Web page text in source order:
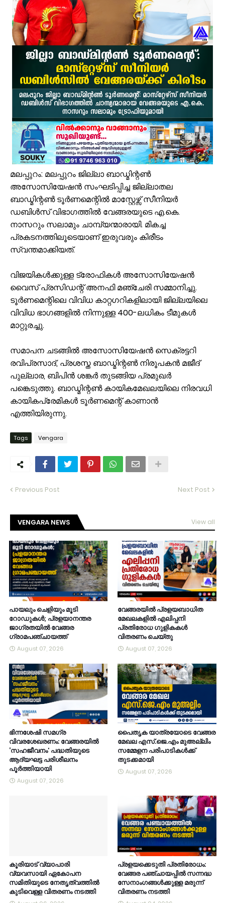
ഉദ്യോഗസ്ഥ സംഘം പാണക്കാട് മണ്ണിടിച്ചിൽ ഉണ്ടായ സ്ഥലം
ചക്രവാതച്ചുഴിയുടെ സ്വാധീനം: സംസ്ഥാനത്ത് ഓഗസ്റ്റ് 7 വരെ മഴ
വിസ്ഡം യൂത്ത് വേങ്ങര സോൺ ട്രോമാകെയർ പരിശീലന ക്യാമ്പ്
പാണക്കാട് ശിഹാബ് തങ്ങളുടെ സ്മാരകമന്ദിരം വൈകാതെ
എസ്. എം. സർവർ മെഗാ ക്വിസ് -മലപ്പുറം ഈസ്റ്റ് സോൺ മത്സരം
സൗദിയിൽ വാഹനാപകടത്തിൽ മൂന്നിയൂർ സ്വദേശി മരണപ്പെട്ടു
ജോലിസ്ഥലത്ത് വെള്ളപ്പൊക്കം; അസമിൽ മരിച്ച തിരൂരങ്ങാടി
പായലും ചെളിയും മൂടി റോഡുകൾ; പ്രളയാനന്തര ജാഗ്രതയിൽ
ക്ഷേമ പെൻഷൻ ഇനി വീടുകളിലെത്തില്ല; സഹകരണ സംഘങ്ങളെ
പാണക്കാട് എടയപ്പാലം മണ്ണിടിച്ചിൽ രക്ഷാപ്രവർത്തനം: മികച്ച
മലപ്പുറം: മലപ്പുറം ജില്ലാ ബാഡ്മിന്റൺ
അസോസിയേഷൻ സംഘടിപ്പിച്ച ജില്ലാതല
ബാഡ്മിന്റൺ ടൂർണമെന്റിൽ മാസ്റ്റേഴ്സ് സീനിയർ
ഡബിൾസ് വിഭാഗത്തിൽ വേങ്ങരയുടെ എ.കെ.
നാസറും സലാമും ചാമ്പ്യന്മാരായി. മികച്ച
പ്രകടനത്തിലൂടെയാണ് ഇരുവരും കിരീടം
സ്വന്തമാക്കിയത്.
വിജയികൾക്കുള്ള ട്രോഫികൾ അസോസിയേഷൻ
വൈസ് പ്രസിഡന്റ് അനഫി മഞ്ചേരി സമ്മാനിച്ചു.
ടൂർണമെന്റിലെ വിവിധ കാറ്റഗറികളിലായി ജില്ലയിലെ
വിവിധ ഭാഗങ്ങളിൽ നിന്നുള്ള 400-ലധികം ടീമുകൾ
മാറ്റുരച്ചു.
സമാപന ചടങ്ങിൽ അസോസിയേഷൻ സെക്രട്ടറി
രവിപ്രസാദ്, പ്രശസ്ത ബാഡ്മിന്റൺ നിരൂപകൻ മജീദ്
പുല്ലാര, ബിപിൻ ശങ്കർ തുടങ്ങിയ പ്രമുഖർ
പങ്കെടുത്തു. ബാഡ്മിന്റൺ കായികമേഖലയിലെ നിരവധി
കായികപ്രേമികൾ ടൂർണമെന്റ് കാണാൻ
എത്തിയിരുന്നു.
Tags Vengara
Previous Post Next Post
VENGARA NEWS View all
പായലും ചെളിയും മൂടി
റോഡുകൾ; പ്രളയാനന്തര
ജാഗ്രതയിൽ വേങ്ങര
ഗ്രാമപഞ്ചായത്ത്
August 07, 2026
വേങ്ങരയിൽ പ്രളയബാധിത
മേഖലകളിൽ എലിപ്പനി
പ്രതിരോധ ഗുളികകൾ
വിതരണം ചെയ്തു
August 07, 2026
ഭിന്നശേഷി സമഗ്ര
വിവരശേഖരണം: വേങ്ങരയിൽ
‘സഹജീവനം’ പദ്ധതിയുടെ
ആദ്യഘട്ട പരിശീലനം
പൂർത്തിയായി
August 07, 2026
പൈതൃക യാത്രയോടെ വേങ്ങര
മേഖല എസ്.ജെ.എം മുഅല്ലിം
സമ്മേളന പരിപാടികൾക്ക്
തുടക്കമായി
August 07, 2026
കൂരിയാട് വ്യാപാരി
വ്യവസായി ഏകോപന
സമിതിയുടെ നേതൃത്വത്തിൽ
കുടിവെള്ള വിതരണം നടത്തി
പ്രളയക്കെടുതി പ്രതിരോധം:
വേങ്ങര പഞ്ചായപ്പിൽ സന്നദ്ധ
സേനാംഗങ്ങൾക്കുള്ള മരുന്ന്
വിതരണം നടത്തി